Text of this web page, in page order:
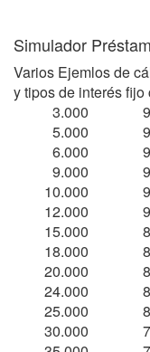
Simulador
Varios Ejemlos de
y tipos de interés
3.000
5.000
6.000
9.000
10.000
12.000
15.000
18.000
20.000
24.000
25.000
30.000